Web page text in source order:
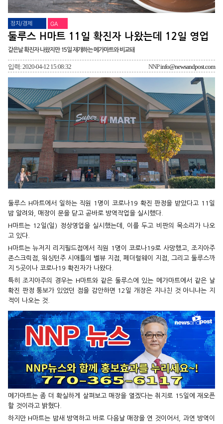
정치/경제 GA
둘루스 H마트 11일 확진자 나왔는데 12일 영업
같은날 확진자 나왔지만 15일 재개하는 메가마트와 비교돼
입력: 2020-04-12 15:08:32 NNPinfo@newsandpost.com
둘루스 H마트에서 일하는 직원 1명이 코로나19 확진 판정을 받았다고 11일
밤 알려와, 매장이 문을 닫고 곧바로 방역작업을 실시했다.
H마트는 12일(일) 정상영업을 실시했는데, 이를 두고 비판의 목소리가 나오
고 있다.
H마트는 뉴저지 리지필드점에서 직원 1명이 코로나19로 사망했고, 조지아주
존스크릭점, 워싱턴주 시애틀의 벨뷰 지점, 페더럴웨이 지점, 그리고 둘루스까
지 5곳이나 코로나19 확진자가 나왔다.
특히 조지아주의 경우는 H마트와 같은 둘루스에 있는 메가마트에서 같은 날
확진 판정 통보가 있었던 점을 감안하면 12일 개장은 지나친 것 아니냐는 지
적이 나오는 것.
메가마트는 좀 더 확실하게 살펴보고 매장을 열겠다는 취지로 15일에 재오픈
할 것이라고 밝혔다.
하지만 H마트는 밤새 방역하고 바로 다음날 매장을 연 것이어서, 과연 방역이